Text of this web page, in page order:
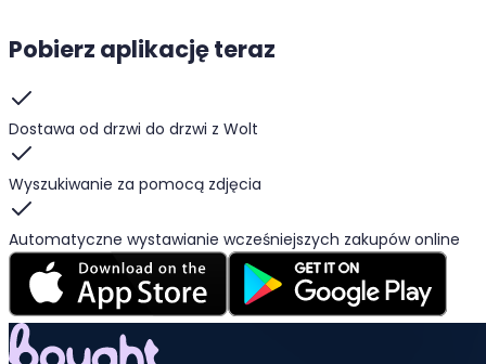
Pobierz aplikację teraz
Dostawa od drzwi do drzwi z Wolt
Wyszukiwanie za pomocą zdjęcia
Automatyczne wystawianie wcześniejszych zakupów online